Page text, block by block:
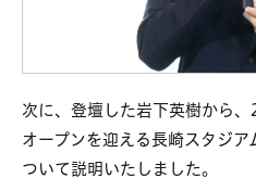
次に、登壇した岩下英樹から
オープンを迎える長崎スタジ
ついて説明いたしました。